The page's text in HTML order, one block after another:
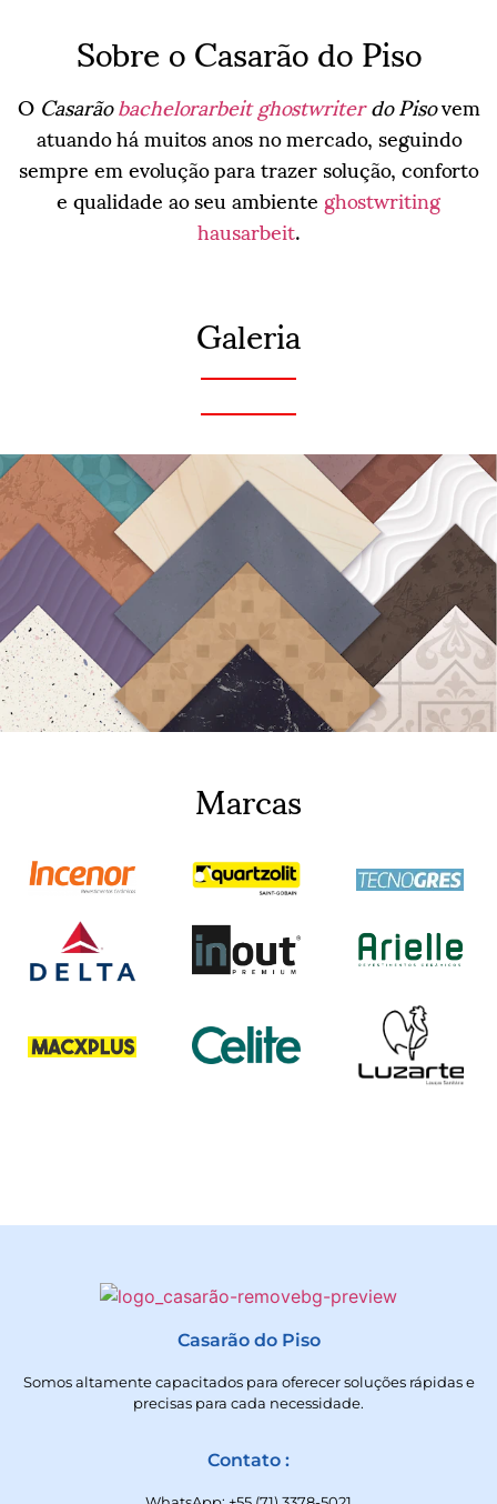
Sobre o Casarão do Piso
OCasarãobachelorarbeit ghostwriterdo Pisovem
atuando há muitos anos no mercado, seguindo
sempre em evolução para trazer solução, conforto
e qualidade ao seu ambienteghostwriting
hausarbeit.
Galeria
Marcas
Casarão do Piso
Somos altamente capacitados para oferecer soluções rápidas e
precisas para cada necessidade.
Contato :